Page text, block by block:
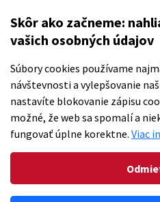
Skôr ako začneme:
vašich osobných údajov
Súbory cookies používame
návštevnosti a vylepšovanie
nastavíte blokovanie zápisu
možné, že web sa spomalí a
fungovať úplne korektne. Viac